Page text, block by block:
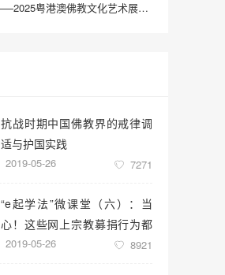
千载一时 宝华福地——2025粤港澳佛教文化艺术展在港澳成功举办
抗战时期中国佛教界的戒律调
适与护国实践
2019-05-26 7271
“e起学法”微课堂（六）：当
心！这些网上宗教募捐行为都
是违法的
2019-05-26 8921